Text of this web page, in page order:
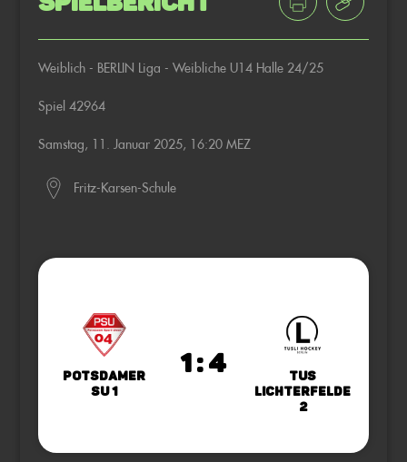
Weiblich - BERLIN Liga - Weibliche U14 Halle 24/25
Spiel 42964
Samstag, 11. Januar 2025, 16:20 MEZ
Fritz-Karsen-Schule
Potsdamer
SU 1
1 : 4
TuS
Lichterfelde
2